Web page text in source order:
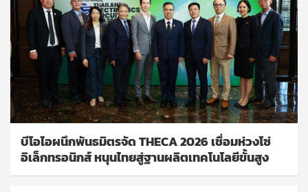
บีโอไอผนึกพันธมิตรจัด THECA 2026 เชื่อมห่วงโซ่
อิเล็กทรอนิกส์ หนุนไทยสู่ฐานผลิตเทคโนโลยีขั้นสูง